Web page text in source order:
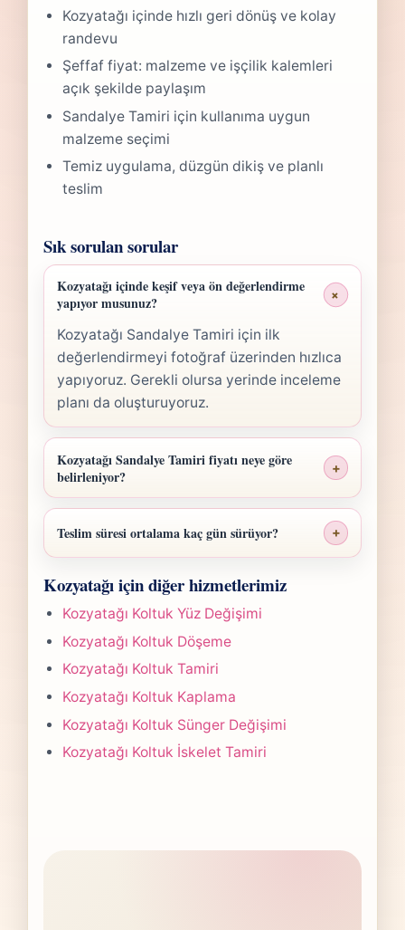
Kozyatağı içinde hızlı geri dönüş ve kolay
randevu
Şeffaf fiyat: malzeme ve işçilik kalemleri
açık şekilde paylaşım
Sandalye Tamiri için kullanıma uygun
malzeme seçimi
Temiz uygulama, düzgün dikiş ve planlı
teslim
Sık sorulan sorular
Kozyatağı içinde keşif veya ön değerlendirme
yapıyor musunuz?
+
Kozyatağı Sandalye Tamiri için ilk
değerlendirmeyi fotoğraf üzerinden hızlıca
yapıyoruz. Gerekli olursa yerinde inceleme
planı da oluşturuyoruz.
Kozyatağı Sandalye Tamiri fiyatı neye göre
belirleniyor?
+
Kozyatağı Sandalye Tamiri fiyatı; ölçü,
malzeme sınıfı, işçilik yoğunluğu ve teslim
planına göre belirlenir. Fotoğraf
gönderdiğinizde hızlıca anlaşılır bir aralık
paylaşırız.
Teslim süresi ortalama kaç gün sürüyor? +
yapılan işlemin kapsamına göre değişir.
Çoğu projede 5-7 iş günü hedefiyle çalışır,
olası değişikliği önceden bildiririz.
Kozyatağı için diğer hizmetlerimiz
Kozyatağı Koltuk Yüz Değişimi
Kozyatağı Koltuk Döşeme
Kozyatağı Koltuk Tamiri
Kozyatağı Koltuk Kaplama
Kozyatağı Koltuk Sünger Değişimi
Kozyatağı Koltuk İskelet Tamiri